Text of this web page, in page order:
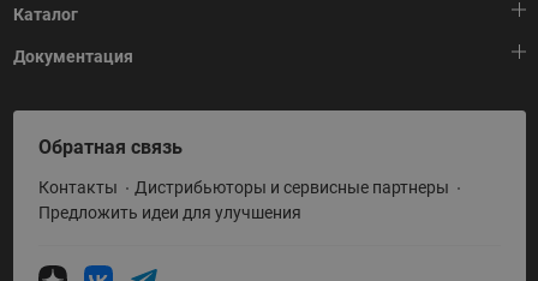
Каталог
Тепловая автоматика
Холодильная техника
Приводная техника
Промышленная автоматика
Теплообменное оборудование
Документация
HeatPlatform (Тепловая платформа)
Полезные программы и инструменты
Условия поставки
Обратная связь
Контакты
Дистрибьюторы и сервисные партнеры
Предложить идеи для улучшения